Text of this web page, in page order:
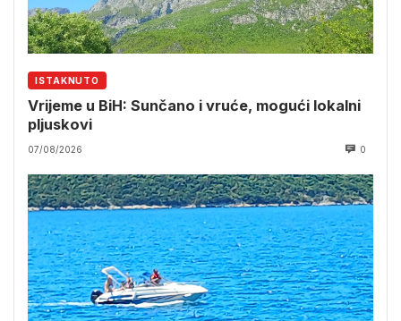
ISTAKNUTO
Vrijeme u BiH: Sunčano i vruće, mogući lokalni
pljuskovi
07/08/2026 0